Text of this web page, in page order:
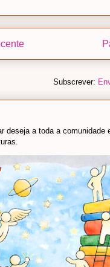
Subscrever:
a toda a comunidade